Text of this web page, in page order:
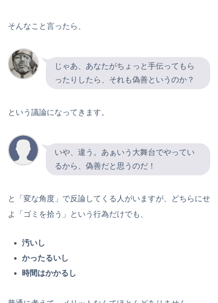
そんなこと言ったら、
じゃあ、あなたがちょっと手伝ってもら
ったりしたら、それも偽善というのか？
という議論になってきます。
いや、違う。あぁいう大舞台でやってい
るから、偽善だと思うのだ！
と「変な角度」で反論してくる人がいますが、どちらにせ
よ「ゴミを拾う」という行為だけでも、
汚いし
かったるいし
時間はかかるし